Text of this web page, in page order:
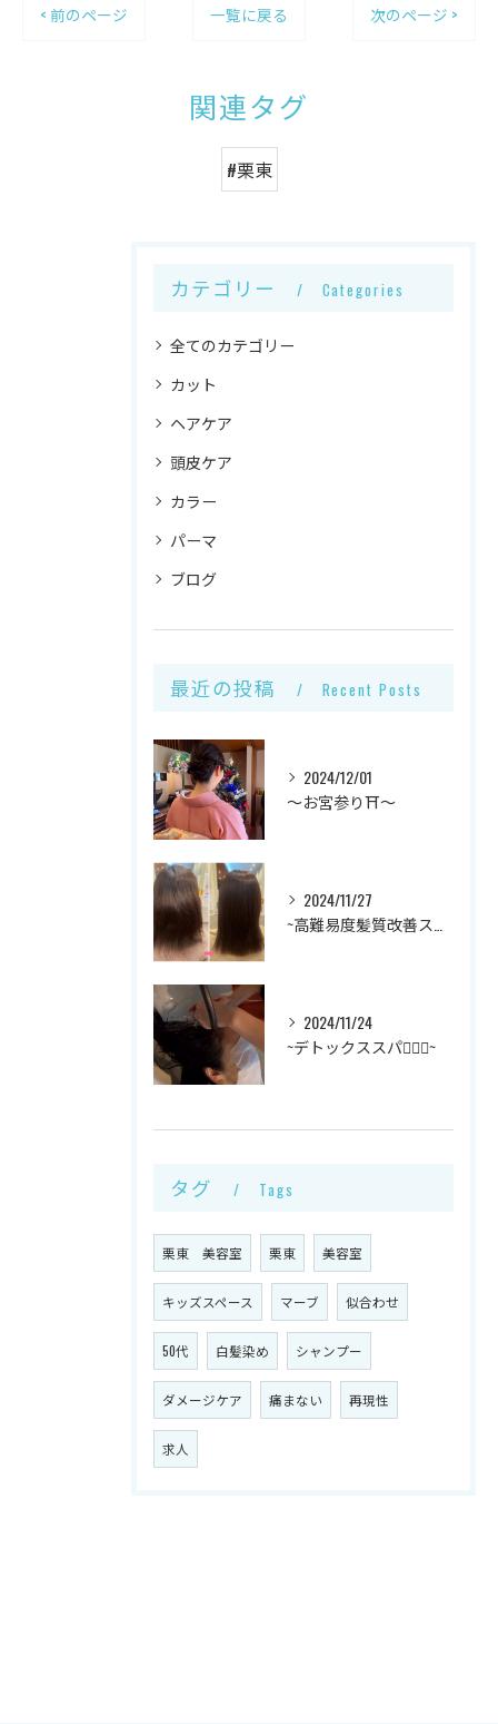
< 前のページ 一覧に戻る 次のページ >
関連タグ
#栗東
カテゴリー Categories
全てのカテゴリー
カット
ヘアケア
頭皮ケア
カラー
パーマ
ブログ
最近の投稿 Recent Posts
2024/12/01
～お宮参り⛩～
2024/11/27
~高難易度髪質改善ストレート✨~
2024/11/24
~デトックススパ💆🏻‍♀️~
タグ Tags
栗東 美容室 栗東 美容室
キッズスペース マーブ 似合わせ
50代 白髪染め シャンプー
ダメージケア 痛まない 再現性
求人